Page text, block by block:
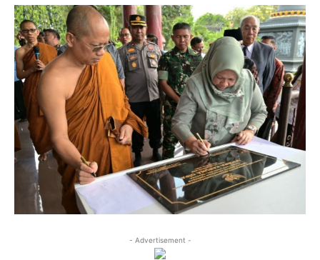
- Advertisement -